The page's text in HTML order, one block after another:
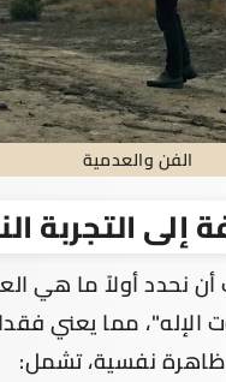
الفن والعدمية
إلى التجربة
نحدد أولاً ما هي
مما يعني
ظاهرة نفسية، تشمل: